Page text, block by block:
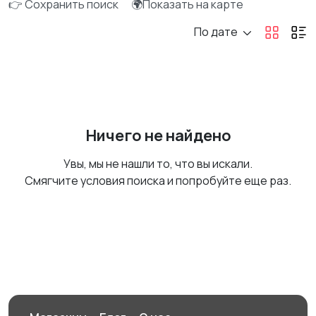
👉 Сохранить поиск
🌍Показать на карте
По дате
Ничего не найдено
Увы, мы не нашли то, что вы искали.
Смягчите условия поиска и попробуйте еще раз.